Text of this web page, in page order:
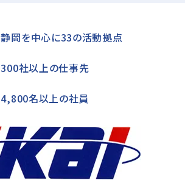
静岡を中心に33の活動拠点
300社以上の仕事先
4,800名以上の社員